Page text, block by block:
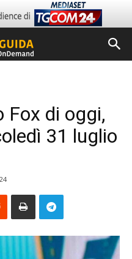
Fox di oggi,
31 luglio